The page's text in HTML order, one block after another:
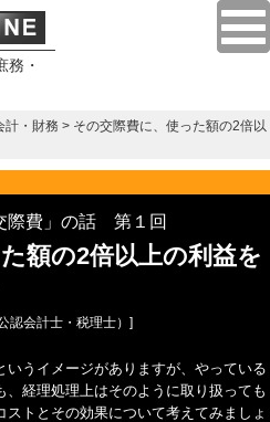
務・
計・財務 > その交際費に、使った額の2倍以
際費」の話 第１回
額の2倍以上の利益を
認会計士・税理士）]
いうイメージがありますが、やっている
経理処理上はそのように取り扱っても
トとその効果について考えてみましょ